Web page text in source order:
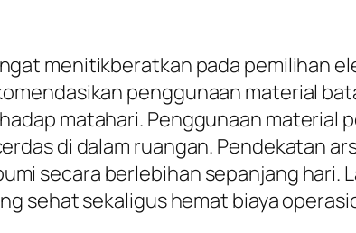
menitikberatkan pada pemilihan
penggunaan material
matahari. Penggunaan material
di dalam ruangan. Pendekatan
secara berlebihan sepanjang hari.
sehat sekaligus hemat biaya